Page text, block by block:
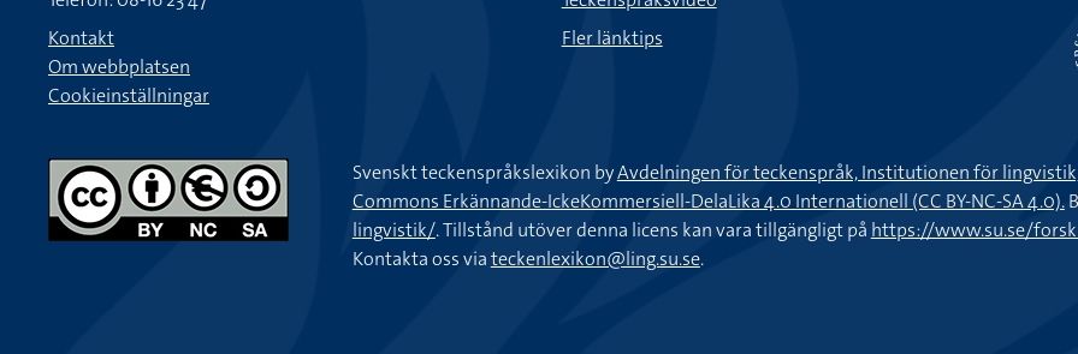
Kontakt
Om webbplatsen
Cookieinställningar
Fler länktips
Svenskt teckenspråkslexikon byAvdelningen för teckenspråk, Institutionen för
Commons Erkännande-IckeKommersiell-DelaLika 4.0 Internationell (CC BY-NC-SA 4.0).
lingvistik/. Tillstånd utöver denna licens kan vara tillgängligt på https://www.su.se/
Kontakta oss viateckenlexikon@ling.su.se.